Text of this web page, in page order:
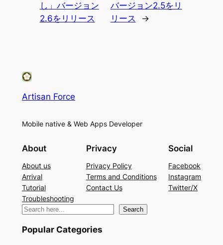
し」バージョン
2.6をリリース
バージョン2.5をリ
リース
→
Artisan Force
Mobile native & Web Apps Developer
About
About us
Arrival
Tutorial
Troubleshooting
Privacy
Privacy Policy
Terms and Conditions
Contact Us
Social
Facebook
Instagram
Twitter/X
検
Search
Popular Categories